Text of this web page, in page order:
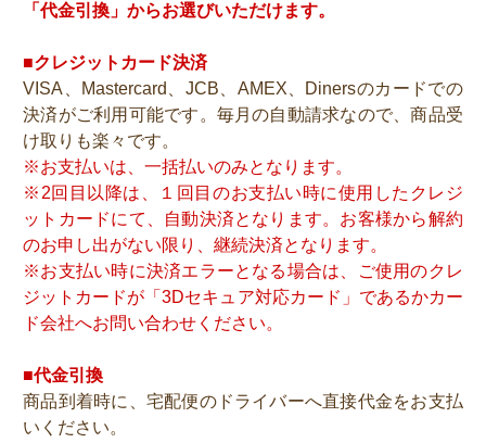
「代金引換」からお選びいただけます。
■クレジットカード決済
VISA、Mastercard、JCB、AMEX、Dinersのカードでの
決済がご利用可能です。毎月の自動請求なので、商品受
け取りも楽々です。
※お支払いは、一括払いのみとなります。
※2回目以降は、１回目のお支払い時に使用したクレジ
ットカードにて、自動決済となります。お客様から解約
のお申し出がない限り、継続決済となります。
※お支払い時に決済エラーとなる場合は、ご使用のクレ
ジットカードが「3Dセキュア対応カード」であるかカー
ド会社へお問い合わせください。
■代金引換
商品到着時に、宅配便のドライバーへ直接代金をお支払
いください。